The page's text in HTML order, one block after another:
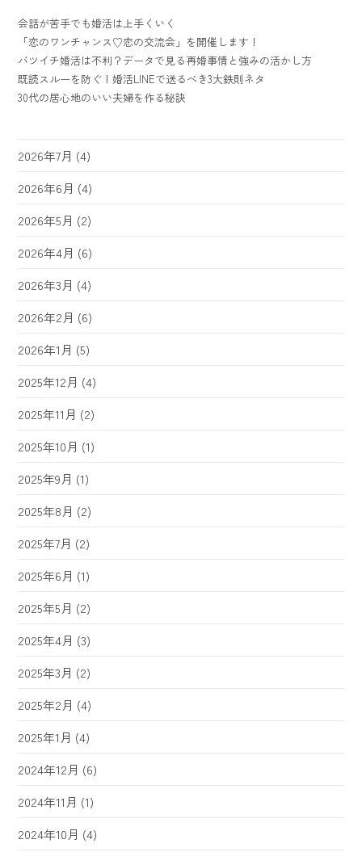
会話が苦手でも婚活は上手くいく
「恋のワンチャンス♡恋の交流会」を開催します！
バツイチ婚活は不利？データで見る再婚事情と強みの活かし方
既読スルーを防ぐ！婚活LINEで送るべき3大鉄則ネタ
30代の居心地のいい夫婦を作る秘訣
2026年7月 (4)
2026年6月 (4)
2026年5月 (2)
2026年4月 (6)
2026年3月 (4)
2026年2月 (6)
2026年1月 (5)
2025年12月 (4)
2025年11月 (2)
2025年10月 (1)
2025年9月 (1)
2025年8月 (2)
2025年7月 (2)
2025年6月 (1)
2025年5月 (2)
2025年4月 (3)
2025年3月 (2)
2025年2月 (4)
2025年1月 (4)
2024年12月 (6)
2024年11月 (1)
2024年10月 (4)